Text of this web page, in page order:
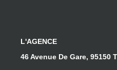
L'AGENCE
46 Avenue De Gare, 95150